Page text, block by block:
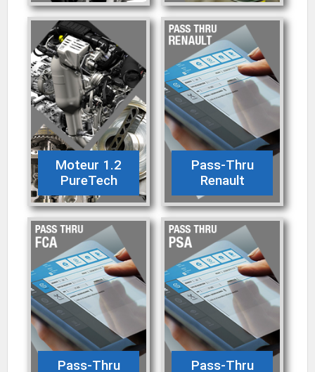
Moteur 1.2
PureTech
Pass-Thru
Renault
Pass-Thru Pass-Thru